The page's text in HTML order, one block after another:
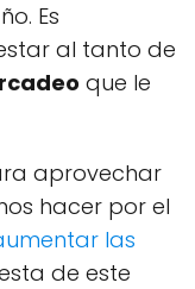
Es
al tanto de
que le
aprovechar
hacer por el
las
de este